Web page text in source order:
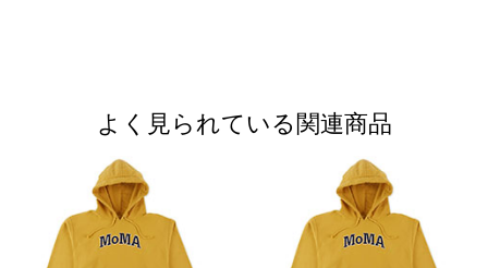
よく見られている関連商品